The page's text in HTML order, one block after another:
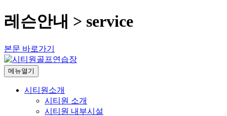
레슨안내 > service
본문 바로가기
메뉴열기
시티원소개
시티원 소개
시티원 내부시설